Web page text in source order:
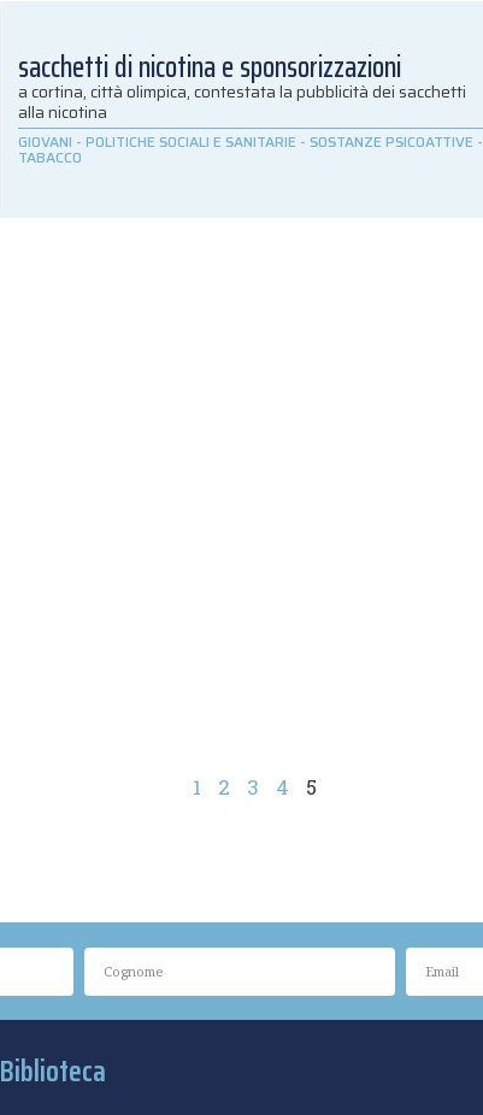
sacchetti di nicotina e sponsorizzazioni
a cortina, città olimpica, contestata la pubblicità dei sacchetti
alla nicotina
GIOVANI -POLITICHE SOCIALI E SANITARIE -SOSTANZE PSICOATTIVE -
TABACCO
1 2 3 4 5
Biblioteca